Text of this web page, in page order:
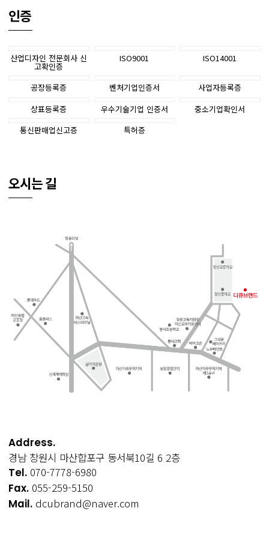
인증
산업디자인 전문회사 신
고확인증
ISO9001 ISO14001
공장등록증 벤처기업인증서
사업자등록증
상표등록증
우수기술기업 인증서
중소기업확인서
통신판매업신고증
특허증
오시는 길
Address.
경남 창원시 마산합포구 동서북10길 6 2층
Tel. 070-7778-6980
Fax. 055-259-5150
Mail. dcubrand@naver.com